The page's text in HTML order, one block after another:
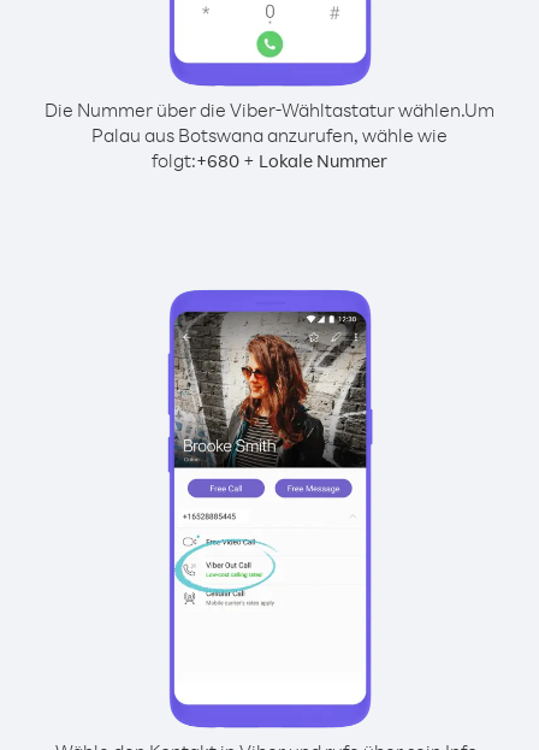
Die Nummer über die Viber-Wähltastatur wählen.Um
Palau aus Botswana anzurufen, wähle wie
folgt:+680 + Lokale Nummer